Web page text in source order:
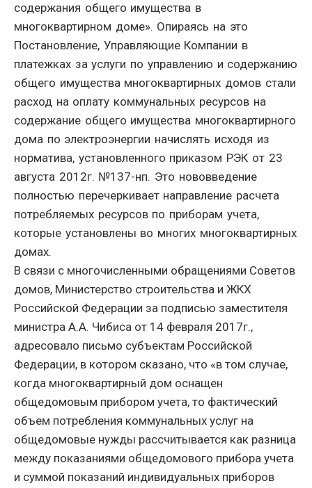
содержания общего имущества в
многоквартирном доме». Опираясь на это
Постановление, Управляющие Компании в
платежках за услуги по управлению и содержанию
общего имущества многоквартирных домов стали
расход на оплату коммунальных ресурсов на
содержание общего имущества многоквартирного
дома по электроэнергии начислять исходя из
норматива, установленного приказом РЭК от 23
августа 2012г. №137-нп. Это нововведение
полностью перечеркивает направление расчета
потребляемых ресурсов по приборам учета,
которые установлены во многих многоквартирных
домах.
В связи с многочисленными обращениями Советов
домов, Министерство строительства и ЖКХ
Российской Федерации за подписью заместителя
министра А.А. Чибиса от 14 февраля 2017г.,
адресовало письмо субъектам Российской
Федерации, в котором сказано, что «в том случае,
когда многоквартирный дом оснащен
общедомовым прибором учета, то фактический
объем потребления коммунальных услуг на
общедомовые нужды рассчитывается как разница
между показаниями общедомового прибора учета
и суммой показаний индивидуальных приборов